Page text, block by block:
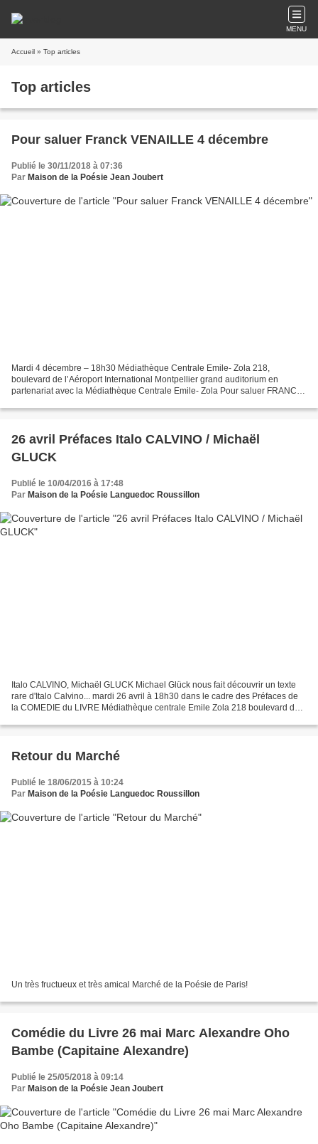
MENU
Accueil » Top articles
Top articles
Pour saluer Franck VENAILLE 4 décembre
Publié le 30/11/2018 à 07:36
Par Maison de la Poésie Jean Joubert
Mardi 4 décembre – 18h30 Médiathèque Centrale Emile- Zola 218,
boulevard de l’Aéroport International Montpellier grand auditorium en
partenariat avec la Médiathèque Centrale Emile- Zola Pour saluer FRANCK
26 avril Préfaces Italo CALVINO / Michaël
GLUCK
Publié le 10/04/2016 à 17:48
Par Maison de la Poésie Languedoc Roussillon
Italo CALVINO, Michaël GLUCK Michael Glück nous fait découvrir un texte
rare d'Italo Calvino... mardi 26 avril à 18h30 dans le cadre des Préfaces de
la COMEDIE du LIVRE Médiathèque centrale Emile Zola 218 boulevard de
Retour du Marché
Publié le 18/06/2015 à 10:24
Par Maison de la Poésie Languedoc Roussillon
Un très fructueux et très amical Marché de la Poésie de Paris!
Comédie du Livre 26 mai Marc Alexandre Oho
Bambe (Capitaine Alexandre)
Publié le 25/05/2018 à 09:14
Par Maison de la Poésie Jean Joubert